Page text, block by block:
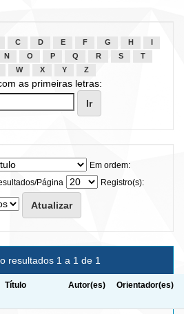
C D E F G H
N O P Q R S
T
W X Y Z
as primeiras letras:
Em ordem:
Página
Registro(s):
resultados 1 a 1 de 1
Título Autor(es) Orientador(es)